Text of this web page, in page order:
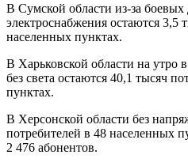
В Сумской области из-за боевых
электроснабжения остаются 3,5
населенных пунктах.
В Харьковской области на утро
без света остаются 40,1 тысяч
пунктах.
В Херсонской области без
потребителей в 48 населенных
2 476 абонентов.